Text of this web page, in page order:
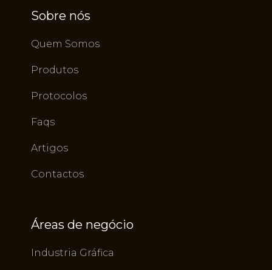
Sobre nós
Quem Somos
Produtos
Protocolos
Faqs
Artigos
Contactos
Áreas de negócio
Industria Gráfica